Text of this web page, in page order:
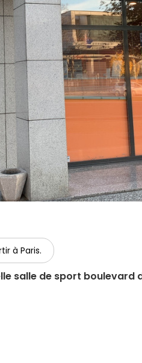
à Paris.
salle de sport boulevard